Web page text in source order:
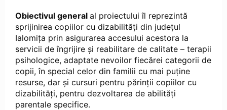
Obiectivul general al proiectului îl reprezintă
sprijinirea copiilor cu dizabilități din județul
Ialomița prin asigurarea accesului acestora la
servicii de îngrijire și reabilitare de calitate – terapii
psihologice, adaptate nevoilor fiecărei categorii de
copii, în special celor din familii cu mai puține
resurse, dar și cursuri pentru părinții copiilor cu
dizabilități, pentru dezvoltarea de abilități
parentale specifice.